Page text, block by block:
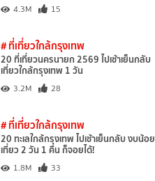
4.3M 15
# ที่เที่ยวใกล้กรุงเทพ
20 ที่เที่ยวนครนายก 2569 ไปเช้าเย็นกลับ
เที่ยวใกล้กรุงเทพ 1 วัน
3.2M 28
# ที่เที่ยวใกล้กรุงเทพ
20 ทะเลใกล้กรุงเทพ ไปเช้าเย็นกลับ งบน้อย
เที่ยว 2 วัน 1 คืน ก็จอยได้!
1.8M 33